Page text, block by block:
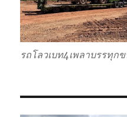
รถโลวเบท4เพลาบรรทุก